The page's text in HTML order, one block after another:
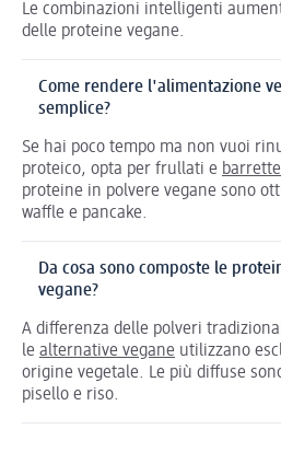
Le combinazioni intelligenti
delle proteine vegane.
Come rendere l'alimentazione
semplice?
Se hai poco tempo ma non vuoi
proteico, opta per frullati e
proteine in polvere vegane sono
waffle e pancake.
Da cosa sono composte le
vegane?
A differenza delle polveri
le alternative vegane utilizzano
origine vegetale. Le più diffuse
pisello e riso.